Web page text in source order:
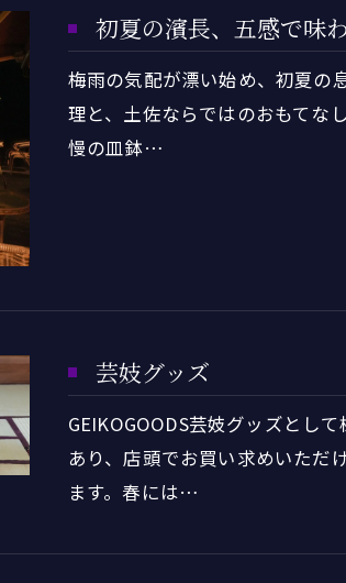
初夏の濱長、五感で味
梅雨の気配が漂い始め、初夏の
理と、土佐ならではのおもてな
慢の皿鉢…
芸妓グッズ
GEIKOGOODS芸妓グッズとし
あり、店頭でお買い求めいただ
ます。春には…